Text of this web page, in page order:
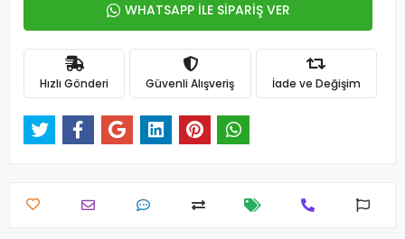
WHATSAPP İLE SİPARİŞ VER
Hızlı Gönderi Güvenli Alışveriş İade ve Değişim